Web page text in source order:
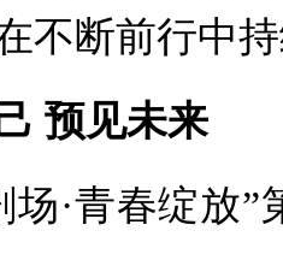
不断前行中
预见未来
·青春绽放”